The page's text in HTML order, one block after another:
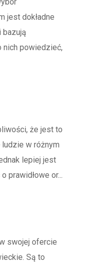
jest dokładne
bazują
nich powiedzieć,
że jest to
w różnym
lepiej jest
prawidłowe or...
swojej ofercie
Są to